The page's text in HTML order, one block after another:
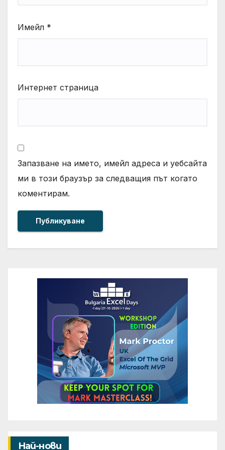
Имейл *
Интернет страница
Запазване на името, имейл адреса и уебсайта
ми в този браузър за следващия път когато
коментирам.
Най-нови